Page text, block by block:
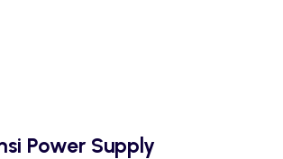
Power Supply